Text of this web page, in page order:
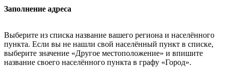
Заполнение адреса
Выберите из списка название вашего региона и населённого
пункта. Если вы не нашли свой населённый пункт в списке,
выберите значение «Другое местоположение» и впишите
название своего населённого пункта в графу «Город».